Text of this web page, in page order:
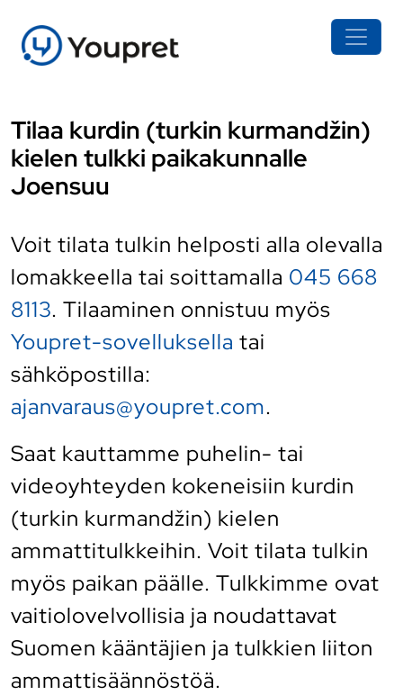
Tilaa kurdin (turkin kurmandžin)
kielen tulkki paikakunnalle
Joensuu
Voit tilata tulkin helposti alla olevalla
lomakkeella tai soittamalla 045 668
8113. Tilaaminen onnistuu myös
Youpret-sovelluksella tai
sähköpostilla:
ajanvaraus@youpret.com.
Saat kauttamme puhelin- tai
videoyhteyden kokeneisiin kurdin
(turkin kurmandžin) kielen
ammattitulkkeihin. Voit tilata tulkin
myös paikan päälle. Tulkkimme ovat
vaitiolovelvollisia ja noudattavat
Suomen kääntäjien ja tulkkien liiton
ammattisäännöstöä.